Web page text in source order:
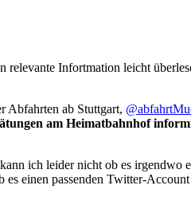
Infortmation leicht
Abfahrten ab Stuttgart,
am Heimatbahnhof
ich leider nicht ob es irgendwo
einen passenden Twitter-